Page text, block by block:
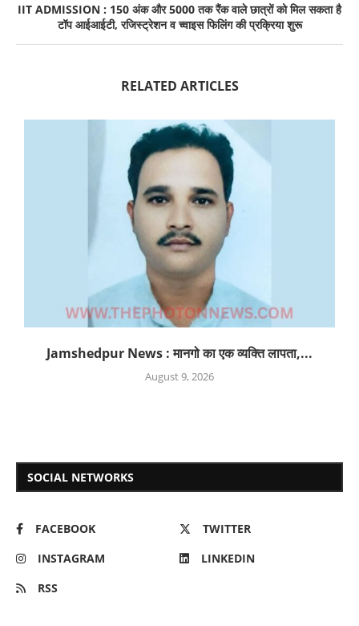
IIT ADMISSION : 150 अंक और 5000 तक रैंक वाले छात्रों को मिल सकता है
टॉप आईआईटी, रजिस्ट्रेशन व च्वाइस फिलिंग की प्रक्रिया शुरू
RELATED ARTICLES
Jamshedpur News : मानगो का एक व्यक्ति लापता,...
August 9, 2026
SOCIAL NETWORKS
FACEBOOK
TWITTER
INSTAGRAM
LINKEDIN
RSS